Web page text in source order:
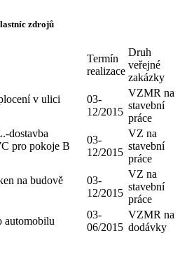
zdrojů
Termín
realizace
Druh
veřejné
zakázky
v ulici
03-
12/2015
VZMR na
stavební
práce
dostavba
pro pokoje B
03-
12/2015
VZ na
stavební
práce
na budově
03-
12/2015
VZ na
stavební
práce
automobilu
03-
06/2015
VZMR na
dodávky